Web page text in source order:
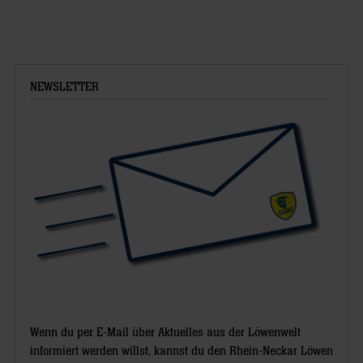
NEWSLETTER
Wenn du per E-Mail über Aktuelles aus der Löwenwelt
informiert werden willst, kannst du den Rhein-Neckar Löwen